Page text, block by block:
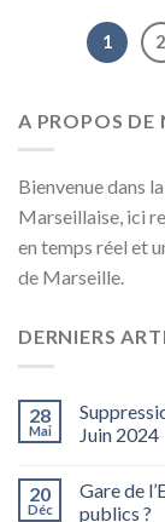
1 2
A PROPOS DE
Bienvenue dans
Marseillaise, ici
en temps réel et
de Marseille.
DERNIERS
28
Mai
Juin 2024
20
Déc
Gare de
publics ?